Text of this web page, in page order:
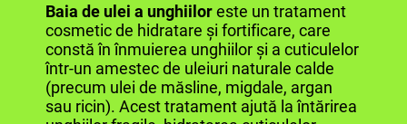
Baia de ulei a unghiiloreste un tratament
cosmetic de hidratare și fortificare, care
constă în înmuierea unghiilor și a cuticulelor
într-un amestec de uleiuri naturale calde
(precum ulei de măsline, migdale, argan
sau ricin). Acest tratament ajută la întărirea